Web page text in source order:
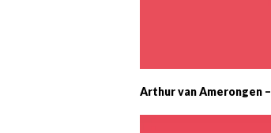
Arthur van Amerongen –